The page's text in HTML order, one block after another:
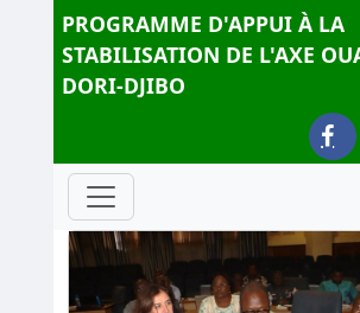
PROGRAMME D'APPUI À LA
STABILISATION DE L'AXE
DORI-DJIBO